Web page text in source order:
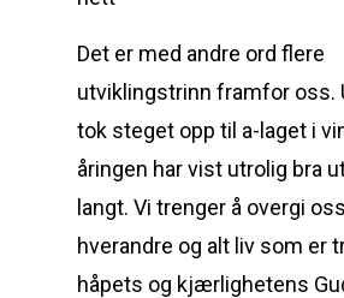
Det er med andre ord flere
utviklingstrinn framfor oss.
tok steget opp til a-laget i
åringen har vist utrolig bra
langt. Vi trenger å overgi
hverandre og alt liv som er
håpets og kjærlighetens